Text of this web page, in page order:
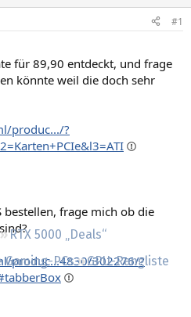
RTX 5000 „Deals“
Gaming-PCs
GPU-Rangliste
#1
für 89,90 entdeckt, und frage
könnte weil die doch sehr
produc.../?
frage mich ob die
produc...4830/302276/?